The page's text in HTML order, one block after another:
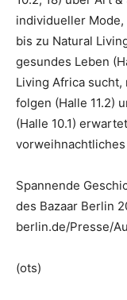
individueller Mode,
bis zu Natural
gesundes Leben
Living Africa sucht,
folgen (Halle 11.2)
(Halle 10.1)
Spannende
des Bazaar Berlin
berlin.de/Presse/
(ots)